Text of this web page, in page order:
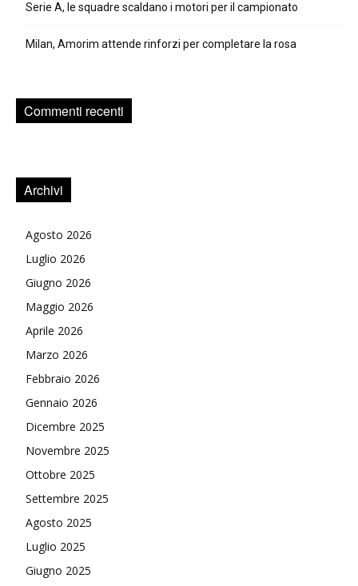
Serie A, le squadre scaldano i motori per il campionato
Milan, Amorim attende rinforzi per completare la rosa
Commenti recenti
Archivi
Agosto 2026
Luglio 2026
Giugno 2026
Maggio 2026
Aprile 2026
Marzo 2026
Febbraio 2026
Gennaio 2026
Dicembre 2025
Novembre 2025
Ottobre 2025
Settembre 2025
Agosto 2025
Luglio 2025
Giugno 2025